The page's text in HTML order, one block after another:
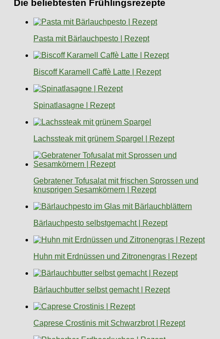
Die beliebtesten Frühlingsrezepte
Pasta mit Bärlauchpesto | Rezept
Biscoff Karamell Caffè Latte | Rezept
Spinatlasagne | Rezept
Lachssteak mit grünem Spargel | Rezept
Gebratener Tofusalat mit frischen Sprossen und
knusprigen Sesamkörnern | Rezept
Bärlauchpesto selbstgemacht | Rezept
Huhn mit Erdnüssen und Zitronengras | Rezept
Bärlauchbutter selbst gemacht | Rezept
Caprese Crostinis mit Schwarzbrot | Rezept